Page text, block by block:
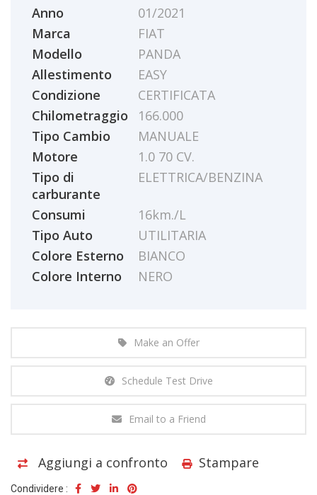
Anno
01/2021
Marca
FIAT
Modello
PANDA
Allestimento
EASY
Condizione
CERTIFICATA
Chilometraggio
166.000
Tipo Cambio
MANUALE
Motore
1.0 70 CV.
Tipo di
carburante
ELETTRICA/BENZINA
Consumi
16km./L
Tipo Auto
UTILITARIA
Colore Esterno
BIANCO
Colore Interno
NERO
Make an Offer
Schedule Test Drive
Email to a Friend
Aggiungi a confronto Stampare
Condividere :